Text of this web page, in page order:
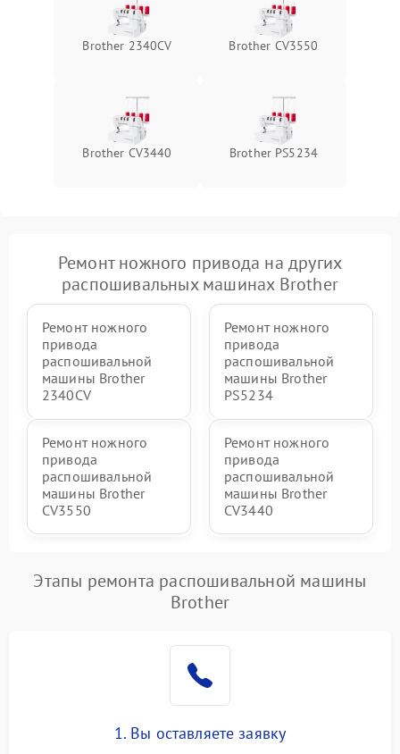
Brother 2340CV Brother CV3550
Brother CV3440 Brother PS5234
Ремонт ножного привода на других
распошивальных машинах Brother
Ремонт ножного
привода
распошивальной
машины Brother
2340CV
Ремонт ножного
привода
распошивальной
машины Brother
PS5234
Ремонт ножного
привода
распошивальной
машины Brother
CV3550
Ремонт ножного
привода
распошивальной
машины Brother
CV3440
Этапы ремонта распошивальной машины
Brother
1. Вы оставляете заявку